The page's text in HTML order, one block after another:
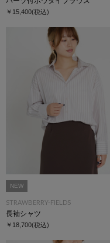
￥15,400(税込)
NEW
STRAWBERRY-FIELDS
長袖シャツ
￥18,700(税込)